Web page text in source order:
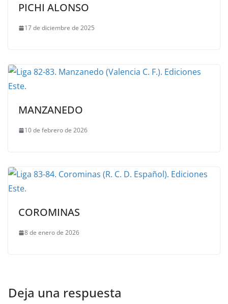
PICHI ALONSO
17 de diciembre de 2025
MANZANEDO
10 de febrero de 2026
COROMINAS
8 de enero de 2026
Deja una respuesta